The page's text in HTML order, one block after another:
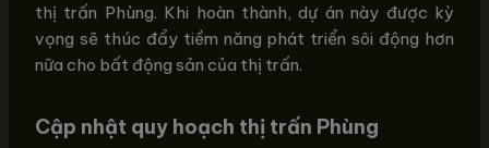
thị trấn Phùng. Khi hoàn thành, dự án này được kỳ
vọng sẽ thúc đẩy tiềm năng phát triển sôi động hơn
nữa cho bất động sản của thị trấn.
Cập nhật quy hoạch thị trấn Phùng